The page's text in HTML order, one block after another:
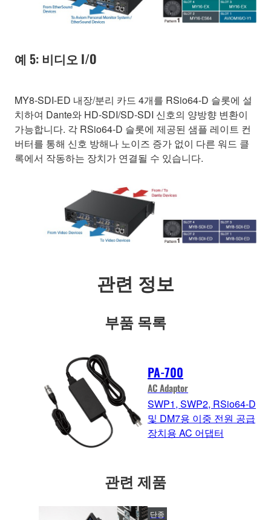
예 5: 비디오 I/O
MY8-SDI-ED 내장/분리 카드 4개를 RSio64-D 슬롯에 설
치하여 Dante와 HD-SDI/SD-SDI 신호의 양방향 변환이
가능합니다. 각 RSio64-D 슬롯에 제공된 샘플 레이트 컨
버터를 통해 신호 방해나 노이즈 증가 없이 다른 워드 클
록에서 작동하는 장치가 연결될 수 있습니다.
관련 정보
부품 목록
PA-700
AC Adaptor
SWP1, SWP2, RSio64-D
및 DM7용 이중 전원 공급
장치용 AC 어댑터
관련 제품
단종